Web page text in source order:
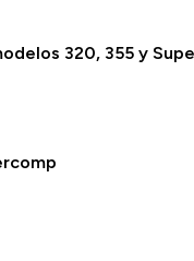
320, 355 y